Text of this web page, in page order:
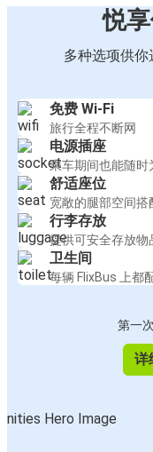
悦
多种选项供你
免费 Wi-Fi
旅行全程不断网
电源插座
乘车期间也能随时
舒适座位
宽敞的腿部空间
行李存放
提供可安全存放物
卫生间
每辆 FlixBus 上都
第一
详